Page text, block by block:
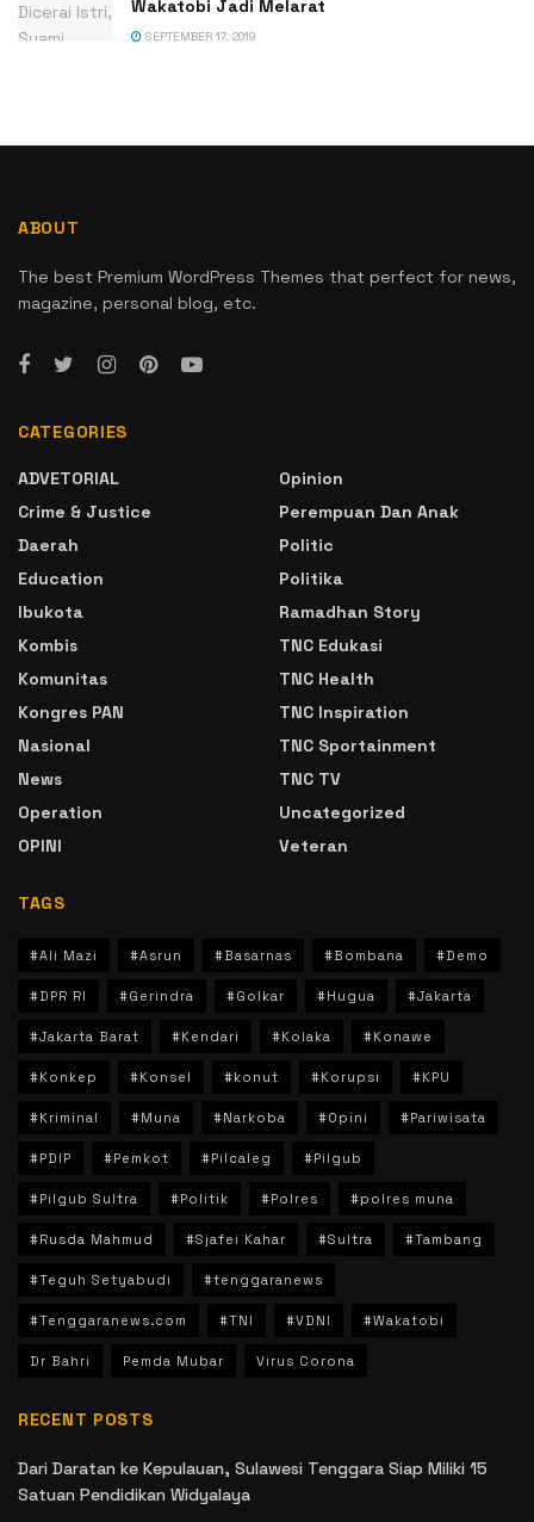
Wakatobi Jadi Melarat
SEPTEMBER 17, 2019
ABOUT
The best Premium WordPress Themes that perfect for news,
magazine, personal blog, etc.
CATEGORIES
ADVETORIAL
Crime & Justice
Daerah
Education
Ibukota
Kombis
Komunitas
Kongres PAN
Nasional
News
Operation
OPINI
Opinion
Perempuan Dan Anak
Politic
Politika
Ramadhan Story
TNC Edukasi
TNC Health
TNC Inspiration
TNC Sportainment
TNC TV
Uncategorized
Veteran
TAGS
#Ali Mazi #Asrun #Basarnas #Bombana #Demo
#DPR RI #Gerindra #Golkar #Hugua #Jakarta
#Jakarta Barat #Kendari #Kolaka #Konawe
#Konkep #Konsel #konut #Korupsi #KPU
#Kriminal #Muna #Narkoba #Opini #Pariwisata
#PDIP #Pemkot #Pilcaleg #Pilgub
#Pilgub Sultra #Politik #Polres #polres muna
#Rusda Mahmud #Sjafei Kahar #Sultra #Tambang
#Teguh Setyabudi #tenggaranews
#Tenggaranews.com #TNI #VDNI #Wakatobi
Dr Bahri Pemda Mubar Virus Corona
RECENT POSTS
Dari Daratan ke Kepulauan, Sulawesi Tenggara Siap Miliki 15
Satuan Pendidikan Widyalaya